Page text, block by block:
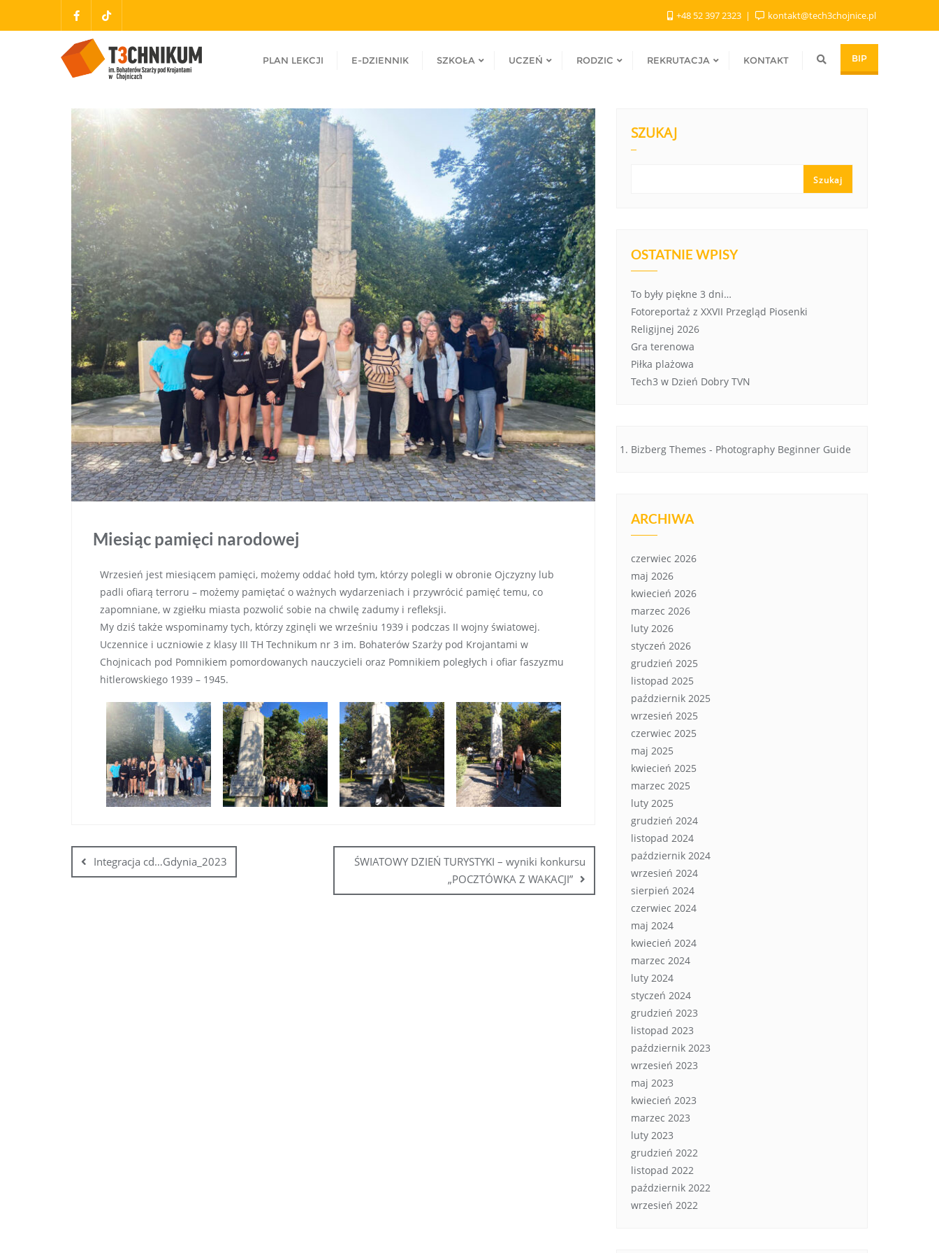
+48 52 397 2323 kontakt@tech3chojnice.pl
PLAN LEKCJI E-DZIENNIK SZKOŁA UCZEŃ RODZIC REKRUTACJA KONTAKT BIP
Miesiąc pamięci narodowej
Wrzesień jest miesiącem pamięci, możemy oddać hołd tym, którzy polegli w obronie Ojczyzny lub
padli ofiarą terroru – możemy pamiętać o ważnych wydarzeniach i przywrócić pamięć temu, co
zapomniane, w zgiełku miasta pozwolić sobie na chwilę zadumy i refleksji.
My dziś także wspominamy tych, którzy zginęli we wrześniu 1939 i podczas II wojny światowej.
Uczennice i uczniowie z klasy III TH Technikum nr 3 im. Bohaterów Szarży pod Krojantami w
Chojnicach pod Pomnikiem pomordowanych nauczycieli oraz Pomnikiem poległych i ofiar faszyzmu
hitlerowskiego 1939 – 1945.
Integracja cd…Gdynia_2023
ŚWIATOWY DZIEŃ TURYSTYKI – wyniki konkursu
„POCZTÓWKA Z WAKACJI”
SZUKAJ
Szukaj
OSTATNIE WPISY
To były piękne 3 dni…
Fotoreportaż z XXVII Przegląd Piosenki
Religijnej 2026
Gra terenowa
Piłka plażowa
Tech3 w Dzień Dobry TVN
Bizberg Themes - Photography Beginner Guide
ARCHIWA
czerwiec 2026
maj 2026
kwiecień 2026
marzec 2026
luty 2026
styczeń 2026
grudzień 2025
listopad 2025
październik 2025
wrzesień 2025
czerwiec 2025
maj 2025
kwiecień 2025
marzec 2025
luty 2025
grudzień 2024
listopad 2024
październik 2024
wrzesień 2024
sierpień 2024
czerwiec 2024
maj 2024
kwiecień 2024
marzec 2024
luty 2024
styczeń 2024
grudzień 2023
listopad 2023
październik 2023
wrzesień 2023
maj 2023
kwiecień 2023
marzec 2023
luty 2023
grudzień 2022
listopad 2022
październik 2022
wrzesień 2022